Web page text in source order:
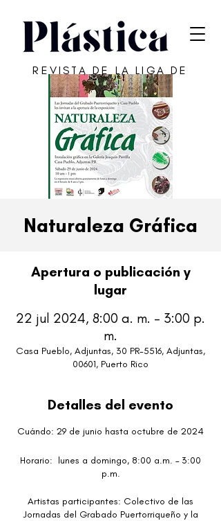
REVISTA DE LA LIGA DE
ARTE DE SAN JUAN
Naturaleza Gráfica
Apertura o publicación y
lugar
22 jul 2024, 8:00 a. m. – 3:00 p.
m.
Casa Pueblo, Adjuntas, 30 PR-5516, Adjuntas,
00601, Puerto Rico
Detalles del evento
Cuándo: 29 de junio hasta octubre de 2024
Horario: lunes a domingo, 8:00 a.m. – 3:00
p.m.
Artistas participantes: Colectivo de las
Jornadas del Grabado Puertorriqueño y la